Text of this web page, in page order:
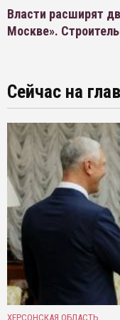
Власти расширят
Москве».
Сейчас на
ХЕРСОНСКАЯ ОБЛАСТЬ